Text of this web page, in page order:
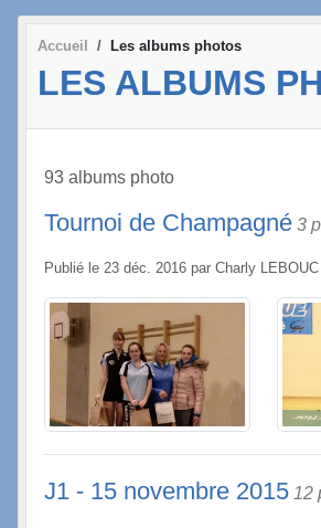
Accueil Les albums photos
LES ALBUMS
93 albums photo
Tournoi de Champagné 3
Publié le 23 déc. 2016 par Charly LEBOUC
J1 - 15 novembre 2015 12